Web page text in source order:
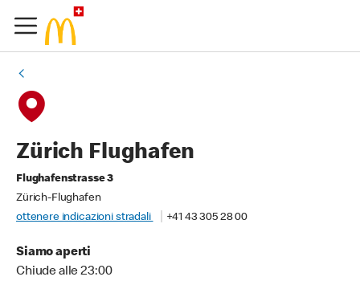
Zürich Flughafen
Flughafenstrasse 3
Zürich-Flughafen
ottenere indicazioni stradali
+41 43 305 28 00
Siamo aperti
Chiude alle 23:00